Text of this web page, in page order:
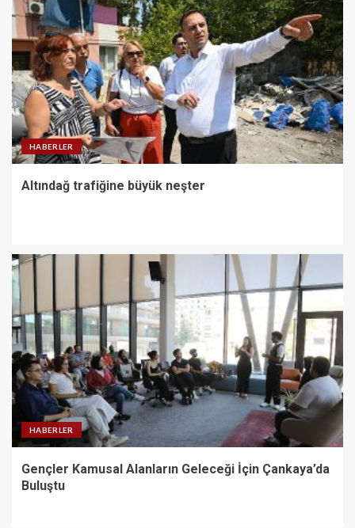
HABERLER
Altındağ trafiğine büyük neşter
HABERLER
Gençler Kamusal Alanların Geleceği İçin Çankaya’da
Buluştu